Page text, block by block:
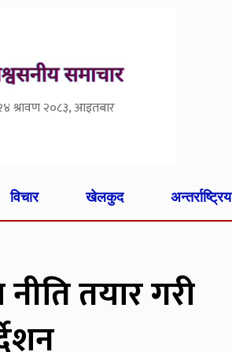
श्रावण २०८३, आइतबार
विचार खेलकुद अन्तर्राष्ट्रिय
तयार गरी